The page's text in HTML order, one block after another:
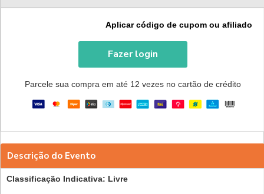
Aplicar código de cupom ou afiliado
Fazer login
Parcele sua compra em até 12 vezes no cartão de crédito
Descrição do Evento
Classificação Indicativa: Livre